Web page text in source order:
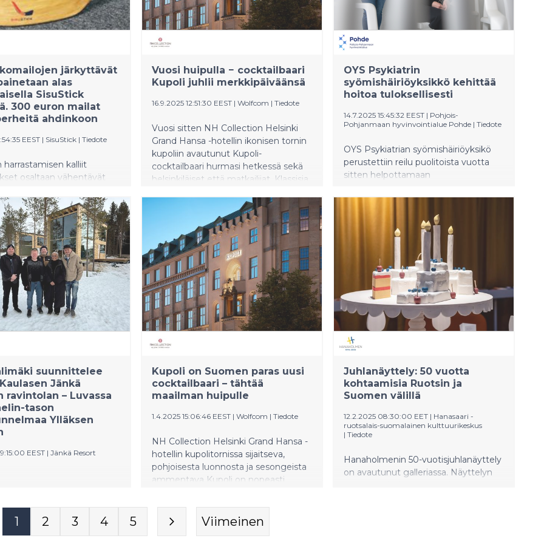
avaus tiedekeskuskentällä.
järkyttävät
alas
SisuStick
300 euron mailat
ahdinkoon
EEST | SisuStick | Tiedote
harrastamisen kalliit
osaltaan vähentävät
mailojen hinnat
ison kuluerän. Pro-
hinnat liikkuvat 270-
välillä Suomessa. Sisustick
toi markkinoille uuden
mailoja. Pro-tason
seuroille suoraan
välikäsiä. Keskitetty
pudottaa mailan hintaa
jopa 100-150
Aktiivipelaajalla menee 5-
Suoratoimitukset
Vuosi huipulla − cocktailbaari
Kupoli juhlii merkkipäiväänsä
16.9.2025 12:51:30 EEST | Wolfcom | Tiedote
Vuosi sitten NH Collection Helsinki
Grand Hansa -hotellin ikonisen tornin
kupoliin avautunut Kupoli-
cocktailbaari hurmasi hetkessä sekä
helsinkiläiset että matkailijat. Klassisia
yhdistävä konsepti sekä historiallisen
voimalan lanterniin rakennettu uniikki
tila tarjoavat elämyksen, jonka
kruunaavat 360 asteen
panoraamanäkymät yli kaupungin
kattojen. Kupoliin tullaan
uteliaisuudesta, ja palataan yhä
uudelleen tunnelman, palvelun ja
taidokkaiden juomien vuoksi.
OYS Psykiatrin
syömishäiriöyksikkö kehittää
hoitoa tuloksellisesti
14.7.2025 15:45:32 EEST | Pohjois-
Pohjanmaan hyvinvointialue Pohde | Tiedote
OYS Psykiatrian syömishäiriöyksikö
perustettiin reilu puolitoista vuotta
sitten helpottamaan
potilasruuhkaa. Avaamisen jälkeen
ruuhka on helpottanut ja toimintaa
on päästy kehittämään.
suunnittelee
Jänkä
ravintolan – Luvassa
tason
Ylläksen
EEST | Jänkä Resort
keittiömestari Hans
Äkäslompoloon nouseva
Kupoli on Suomen paras uusi
cocktailbaari – tähtää
maailman huipulle
1.4.2025 15:06:46 EEST | Wolfcom | Tiedote
NH Collection Helsinki Grand Hansa -
hotellin kupolitornissa sijaitseva,
pohjoisesta luonnosta ja sesongeista
ammentava Kupoli on nopeasti
Tunnustuksena erottuvasta
konseptista, uniikista ympäristöstä
Juhlanäyttely: 50 vuotta
kohtaamisia Ruotsin ja
Suomen välillä
12.2.2025 08:30:00 EET | Hanasaari -
ruotsalais-suomalainen kulttuurikeskus
| Tiedote
Hanaholmenin 50-vuotisjuhlanäyttely
on avautunut galleriassa. Näyttelyn
1 2 3 4 5 Viimeinen